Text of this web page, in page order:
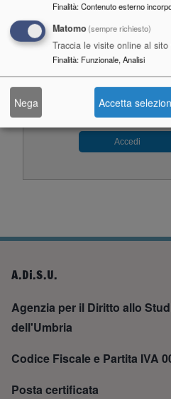
Commenti
Partecipa alla
ACCEDI PER
Accedi
A.Di.S.U.
Agenzia per il Diritto allo
dell'Umbria
Codice Fiscale e Partita IVA
Posta certificata
Finalità:Contenuto esterno
Matomo(sempre richiesto)
Traccia le visite online al sito
Finalità: Funzionale, Analisi
Nega Accetta